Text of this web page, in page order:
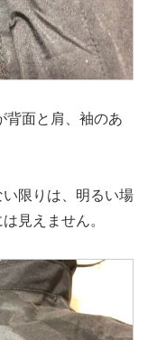
背面と肩、袖のあ
限りは、明るい場
見えません。